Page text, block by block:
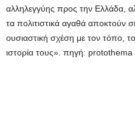
αλληλεγγύης προς την Ελλάδα,
τα πολιτιστικά αγαθά αποκτούν
ουσιαστική σχέση με τον τόπο,
ιστορία τους». πηγή: protothema